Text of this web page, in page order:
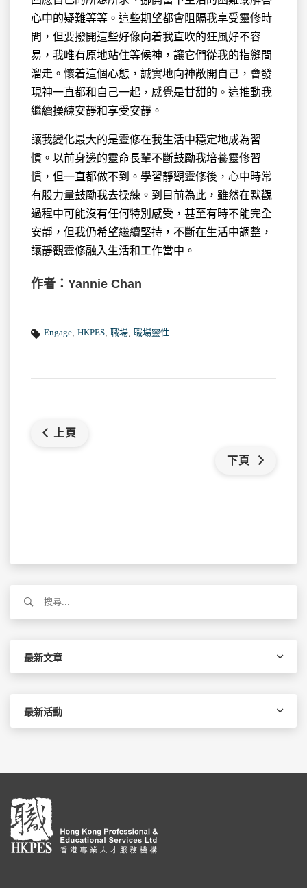
心中的疑難等等。這些期望都會阻隔我享受靈修時
間，但要撥開這些好像向着我直吹的狂風好不容
易，我唯有原地站住等候神，讓它們從我的指縫間
溜走。懷着這個心態，誠實地向神敞開自己，會發
現神一直都和自己一起，感覺是甘甜的。這推動我
繼續操練安靜和享受安靜。
讓我變化最大的是靈修在我生活中穩定地成為習
慣。以前身邊的靈命長輩不斷鼓勵我培養靈修習
慣，但一直都做不到。學習靜觀靈修後，心中時常
有股力量鼓勵我去操練。到目前為此，雖然在默觀
過程中可能沒有任何特別感受，甚至有時不能完全
安靜，但我仍希望繼續堅持，不斷在生活中調整，
讓靜觀靈修融入生活和工作當中。
作者：Yannie Chan
Engage HKPES 職場 職場靈性
上頁
下頁
關
最新文章
最新活動